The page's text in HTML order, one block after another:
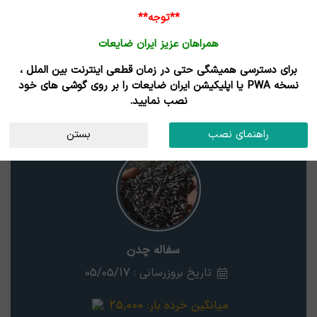
قیمت سفاله چدن
استان
سفاله چدن
تاریخ بروزرسانی : 05/05/17
میانگین خرده بار: 25,000
**توجه**
همراهان عزیز ایران ضایعات
برای دسترسی همیشگی حتی در زمان قطعی اینترنت بین الملل ،
نسخه PWA یا اپلیکیشن ایران ضایعات را بر روی گوشی های خود
نصب نمایید.
راهنمای نصب بستن